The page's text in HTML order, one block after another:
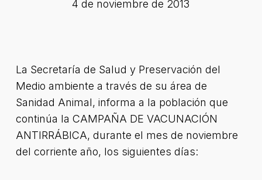
4 de noviembre de 2013
La Secretaría de Salud y Preservación del
Medio ambiente a través de su área de
Sanidad Animal, informa a la población que
continúa la CAMPAÑA DE VACUNACIÓN
ANTIRRÁBICA, durante el mes de noviembre
del corriente año, los siguientes días: